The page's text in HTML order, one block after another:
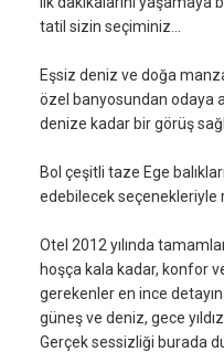
tatil sizin seçiminiz…
Eşsiz deniz ve doğa
özel banyosundan odaya
denize kadar bir görüş
Bol çeşitli taze Ege
edebilecek seçenekleriyle
Otel 2012 yılında
hoşça kala kadar, konfor
gerekenler en ince
güneş ve deniz, gece
Gerçek sessizliği burada